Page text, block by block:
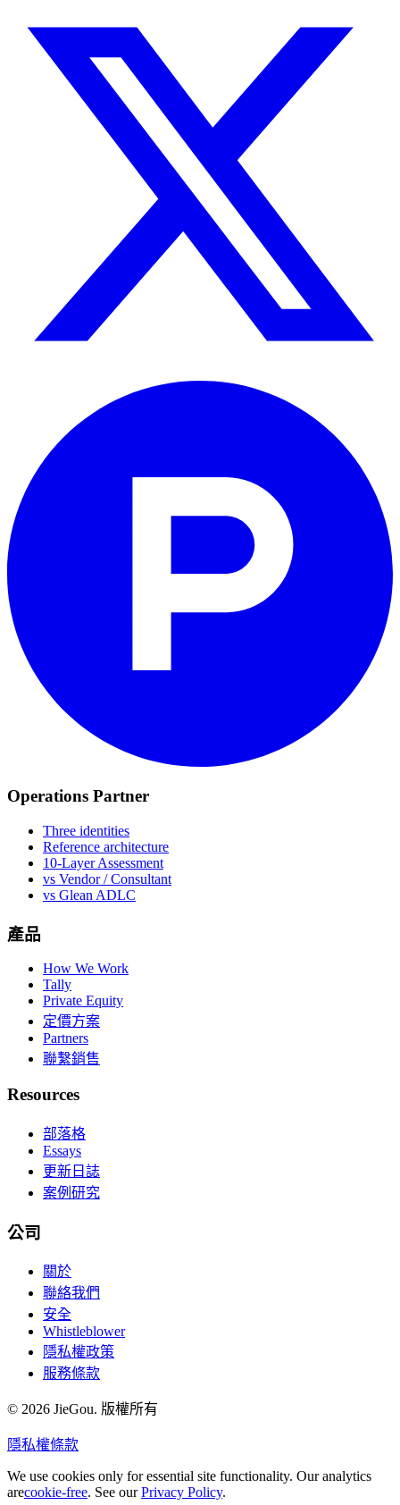
Operations Partner
Three identities
Reference architecture
10-Layer Assessment
vs Vendor / Consultant
vs Glean ADLC
產品
How We Work
Tally
Private Equity
定價方案
Partners
聯繫銷售
Resources
部落格
Essays
更新日誌
案例研究
公司
關於
聯絡我們
安全
Whistleblower
隱私權政策
服務條款
© 2026 JieGou. 版權所有
隱私權條款
We use cookies only for essential site functionality. Our analytics
arecookie-free. See ourPrivacy Policy.